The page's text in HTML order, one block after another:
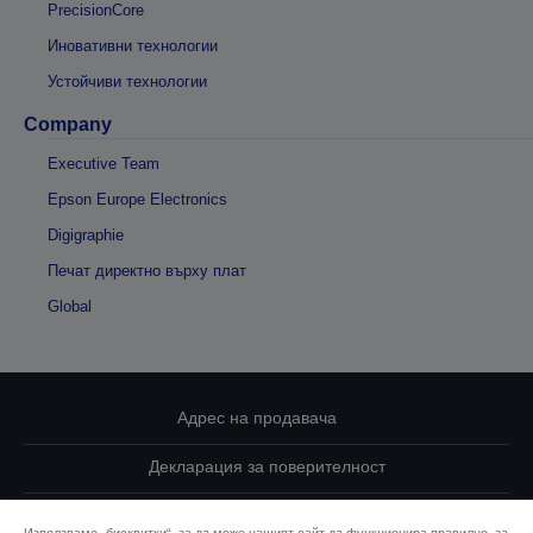
PrecisionCore
Иновативни технологии
Устойчиви технологии
Company
Executive Team
Epson Europe Electronics
Digigraphie
Печат директно върху плат
Global
Адрес на продавача
Декларация за поверителност